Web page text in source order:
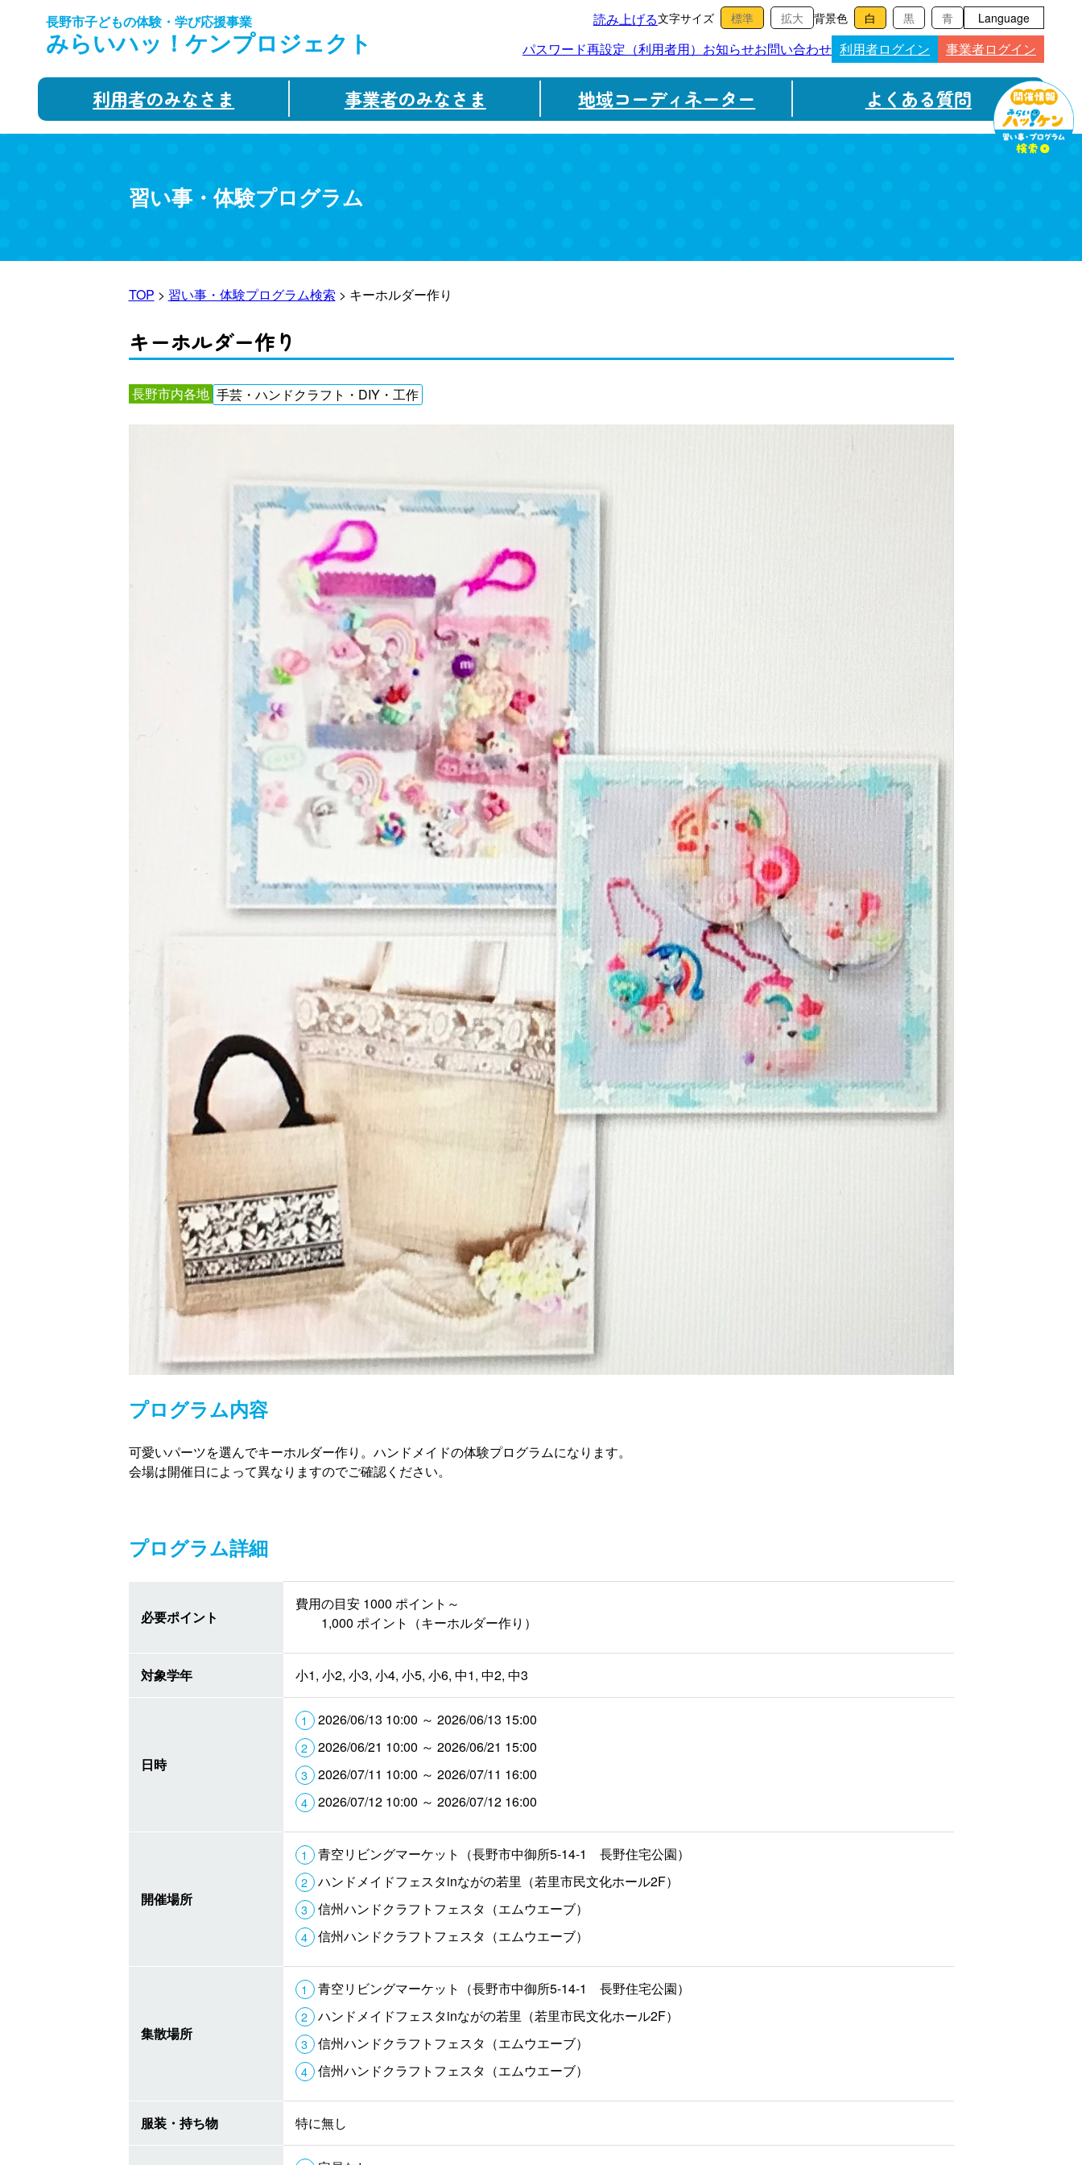
長野市子どもの体験・学び応援事業
みらいハッ！ケンプロジェクト
読み上げる文字サイズ 背景色 Language
パスワード再設定（利用者用） お知らせお問い合わせ 利用者ログイン 事業者ログイン
利用者のみなさま 事業者のみなさま 地域コーディネーター よくある質問
習い事・体験プログラム
TOP > 習い事・体験プログラム検索 > キーホルダー作り
キーホルダー作り
長野市内各地 手芸・ハンドクラフト・DIY・工作
プログラム内容
可愛いパーツを選んでキーホルダー作り。ハンドメイドの体験プログラムになります。
会場は開催日によって異なりますのでご確認ください。
プログラム詳細
必要ポイント
費用の目安 1000 ポイント～
1,000 ポイント（キーホルダー作り）
対象学年 小1, 小2, 小3, 小4, 小5, 小6, 中1, 中2, 中3
日時
2026/06/13 10:00 ～ 2026/06/13 15:00
2026/06/21 10:00 ～ 2026/06/21 15:00
2026/07/11 10:00 ～ 2026/07/11 16:00
2026/07/12 10:00 ～ 2026/07/12 16:00
開催場所
青空リビングマーケット（長野市中御所5-14-1 長野住宅公園）
ハンドメイドフェスタinながの若里（若里市民文化ホール2F）
信州ハンドクラフトフェスタ（エムウエーブ）
信州ハンドクラフトフェスタ（エムウエーブ）
集散場所
青空リビングマーケット（長野市中御所5-14-1 長野住宅公園）
ハンドメイドフェスタinながの若里（若里市民文化ホール2F）
信州ハンドクラフトフェスタ（エムウエーブ）
信州ハンドクラフトフェスタ（エムウエーブ）
服装・持ち物 特に無し